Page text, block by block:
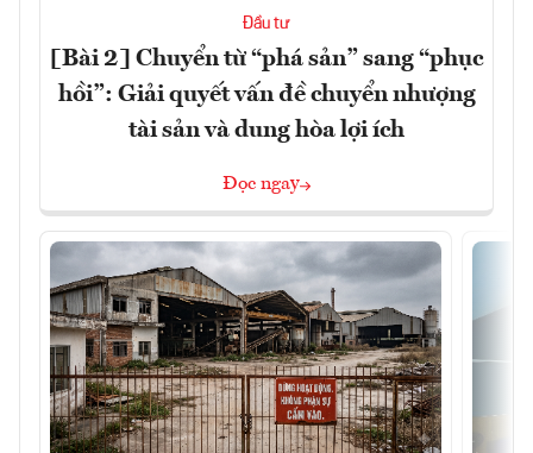
Đầu tư
[Bài 2] Chuyển từ “phá sản” sang “phục
hồi”: Giải quyết vấn đề chuyển nhượng
tài sản và dung hòa lợi ích
Đọc ngay